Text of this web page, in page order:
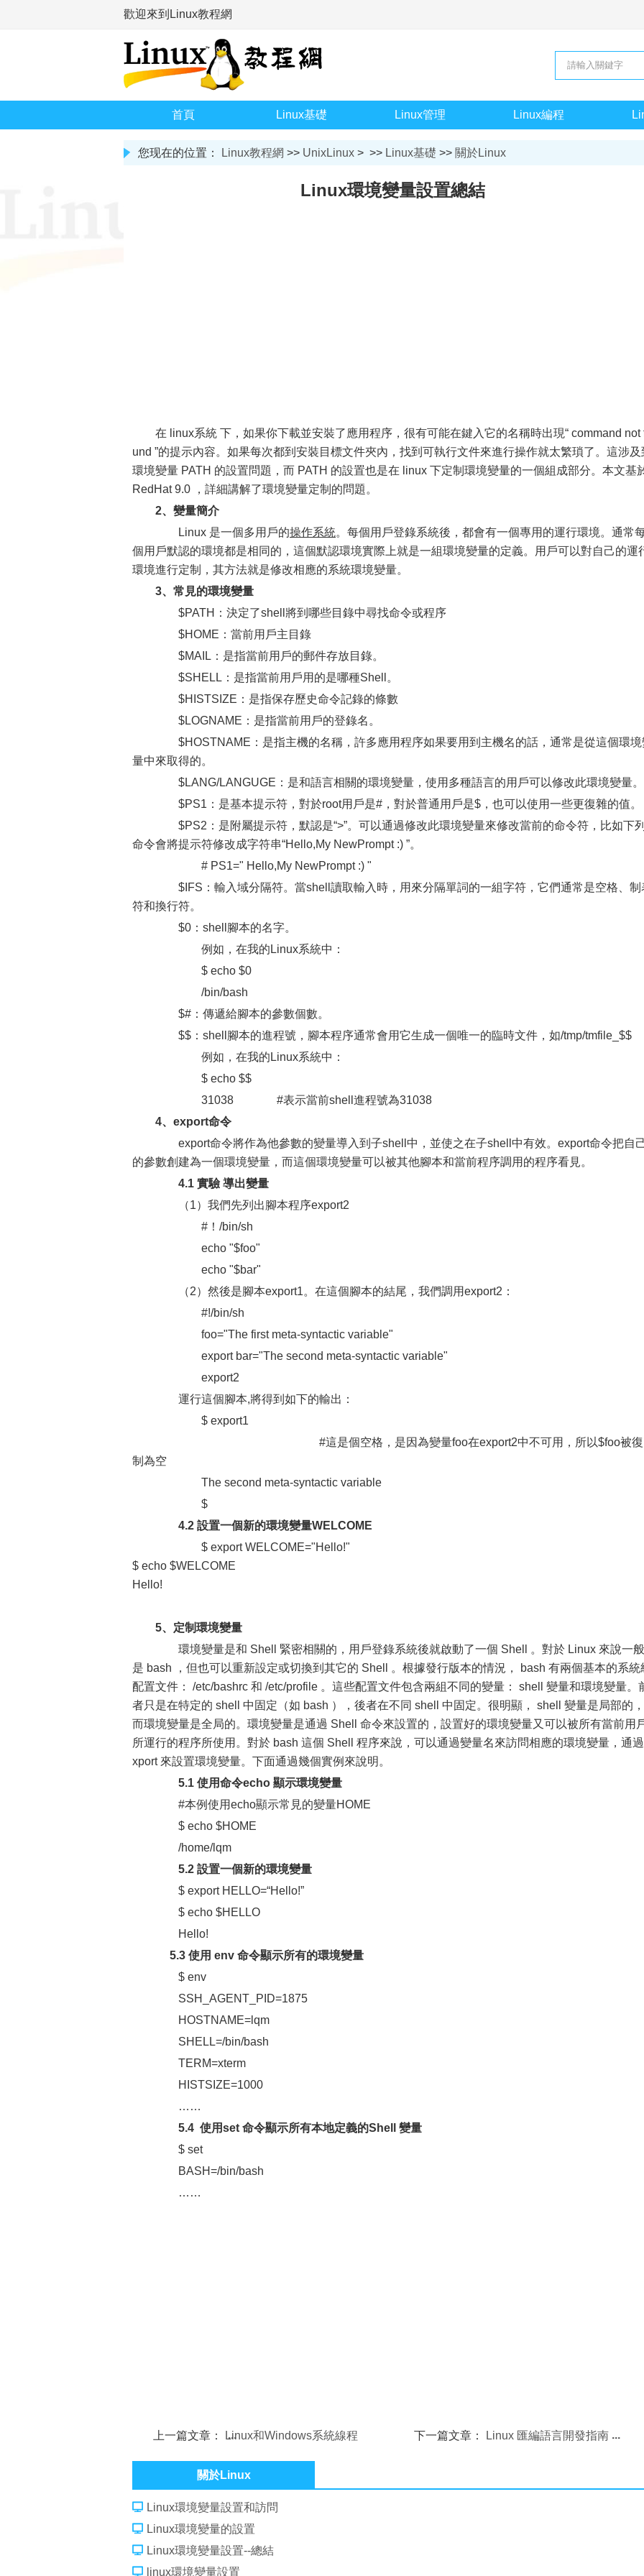
歡迎來到Linux教程網
首頁 Linux基礎 Linux管理 Linux編程
您现在的位置： Linux教程網 >> UnixLinux > >> Linux基礎 >> 關於Linux
Linux環境變量設置總結
在 linux系統 下，如果你下載並安裝了應用程序，很有可能在鍵入它的名稱時出現“ command not
und ”的提示內容。如果每次都到安裝目標文件夾內，找到可執行文件來進行操作就太繁瑣了。這涉及
環境變量 PATH 的設置問題，而 PATH 的設置也是在 linux 下定制環境變量的一個組成部分。本文基
RedHat 9.0 ，詳細講解了環境變量定制的問題。
2、變量簡介
Linux 是一個多用戶的操作系統。每個用戶登錄系統後，都會有一個專用的運行環境。通常
個用戶默認的環境都是相同的，這個默認環境實際上就是一組環境變量的定義。用戶可以對自己的運
環境進行定制，其方法就是修改相應的系統環境變量。
3、常見的環境變量
$PATH：決定了shell將到哪些目錄中尋找命令或程序
$HOME：當前用戶主目錄
$MAIL：是指當前用戶的郵件存放目錄。
$SHELL：是指當前用戶用的是哪種Shell。
$HISTSIZE：是指保存歷史命令記錄的條數
$LOGNAME：是指當前用戶的登錄名。
$HOSTNAME：是指主機的名稱，許多應用程序如果要用到主機名的話，通常是從這個環境
量中來取得的。
$LANG/LANGUGE：是和語言相關的環境變量，使用多種語言的用戶可以修改此環境變量。
$PS1：是基本提示符，對於root用戶是#，對於普通用戶是$，也可以使用一些更復雜的值。
$PS2：是附屬提示符，默認是“>”。可以通過修改此環境變量來修改當前的命令符，比如下列
命令會將提示符修改成字符串“Hello,My NewPrompt :) ”。
# PS1=" Hello,My NewPrompt :) "
$IFS：輸入域分隔符。當shell讀取輸入時，用來分隔單詞的一組字符，它們通常是空格、制
符和換行符。
$0：shell腳本的名字。
例如，在我的Linux系統中：
$ echo $0
/bin/bash
$#：傳遞給腳本的參數個數。
$$：shell腳本的進程號，腳本程序通常會用它生成一個唯一的臨時文件，如/tmp/tmfile_$$
例如，在我的Linux系統中：
$ echo $$
31038 #表示當前shell進程號為31038
4、export命令
export命令將作為他參數的變量導入到子shell中，並使之在子shell中有效。export命令把自
的參數創建為一個環境變量，而這個環境變量可以被其他腳本和當前程序調用的程序看見。
4.1 實驗 導出變量
（1）我們先列出腳本程序export2
#！/bin/sh
echo "$foo"
echo "$bar"
（2）然後是腳本export1。在這個腳本的結尾，我們調用export2：
#!/bin/sh
foo="The first meta-syntactic variable"
export bar="The second meta-syntactic variable"
export2
運行這個腳本,將得到如下的輸出：
$ export1
#這是個空格，是因為變量foo在export2中不可用，所以$foo被復
制為空
The second meta-syntactic variable
$
4.2 設置一個新的環境變量WELCOME
$ export WELCOME="Hello!"
$ echo $WELCOME
Hello!
5、定制環境變量
環境變量是和 Shell 緊密相關的，用戶登錄系統後就啟動了一個 Shell 。對於 Linux 來說一般
是 bash ，但也可以重新設定或切換到其它的 Shell 。根據發行版本的情況， bash 有兩個基本的系統
配置文件： /etc/bashrc 和 /etc/profile 。這些配置文件包含兩組不同的變量： shell 變量和環境變量。
者只是在特定的 shell 中固定（如 bash ），後者在不同 shell 中固定。很明顯， shell 變量是局部的，
而環境變量是全局的。環境變量是通過 Shell 命令來設置的，設置好的環境變量又可以被所有當前用
所運行的程序所使用。對於 bash 這個 Shell 程序來說，可以通過變量名來訪問相應的環境變量，通
xport 來設置環境變量。下面通過幾個實例來說明。
5.1 使用命令echo 顯示環境變量
#本例使用echo顯示常見的變量HOME
$ echo $HOME
/home/lqm
5.2 設置一個新的環境變量
$ export HELLO=“Hello!”
$ echo $HELLO
Hello!
5.3 使用 env 命令顯示所有的環境變量
$ env
SSH_AGENT_PID=1875
HOSTNAME=lqm
SHELL=/bin/bash
TERM=xterm
HISTSIZE=1000
……
5.4 使用set 命令顯示所有本地定義的Shell 變量
$ set
BASH=/bin/bash
……
上一篇文章：
Linux和Windows系統線程
下一篇文章： Linux 匯編語言開發指南
關於Linux
Linux環境變量設置和訪問
Linux環境變量的設置
Linux環境變量設置--總結
linux環境變量設置